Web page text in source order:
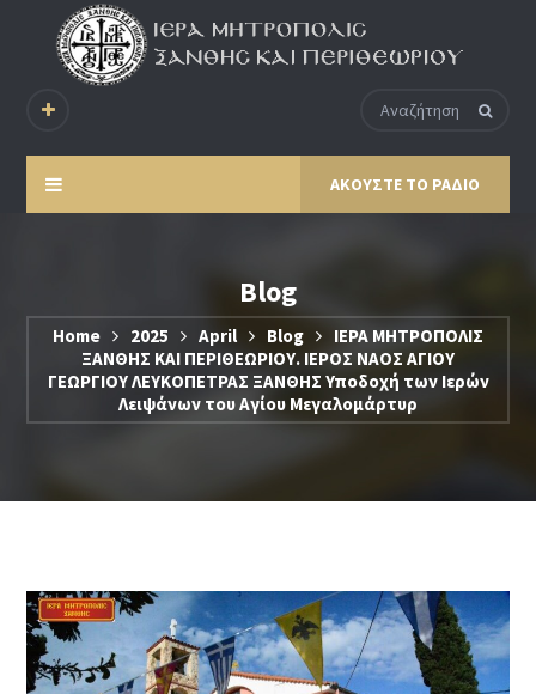
ΑΚΟΥΣΤΕ ΤΟ ΡΑΔΙΟ
Blog
Home 2025 April Blog
ΙΕΡΑ ΜΗΤΡΟΠΟΛΙΣ
ΞΑΝΘΗΣ ΚΑΙ ΠΕΡΙΘΕΩΡΙΟΥ. ΙΕΡΟΣ ΝΑΟΣ ΑΓΙΟΥ
ΓΕΩΡΓΙΟΥ ΛΕΥΚΟΠΕΤΡΑΣ ΞΑΝΘΗΣ Υποδοχή των Ιερών
Λειψάνων του Αγίου Μεγαλομάρτυρ